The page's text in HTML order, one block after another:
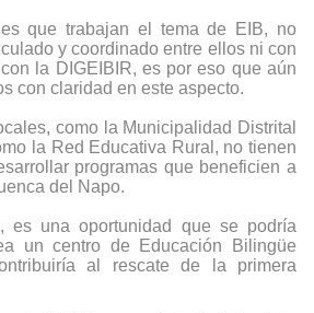
que trabajan el tema de EIB, no
y coordinado entre ellos ni con
la DIGEIBIR, es por eso que aún
con claridad en este aspecto.
como la Municipalidad Distrital
la Red Educativa Rural, no tienen
programas que beneficien a
del Napo.
es una oportunidad que se podría
un centro de Educación Bilingüe
al rescate de la primera